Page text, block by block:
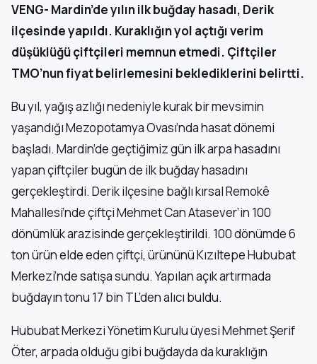
VENG- Mardin’de yılın ilk buğday hasadı, Derik
ilçesinde yapıldı. Kuraklığın yol açtığı verim
düşüklüğü çiftçileri memnun etmedi. Çiftçiler
TMO’nun fiyat belirlemesini beklediklerini belirtti.
Bu yıl, yağış azlığı nedeniyle kurak bir mevsimin
yaşandığı Mezopotamya Ovası’nda hasat dönemi
başladı. Mardin’de geçtiğimiz gün ilk arpa hasadını
yapan çiftçiler bugün de ilk buğday hasadını
gerçekleştirdi. Derik ilçesine bağlı kırsal Remokê
Mahallesi’nde çiftçi Mehmet Can Atasever’in 100
dönümlük arazisinde gerçekleştirildi. 100 dönümde 6
ton ürün elde eden çiftçi, ürününü Kızıltepe Hububat
Merkezi’nde satışa sundu. Yapılan açık artırmada
buğdayın tonu 17 bin TL’den alıcı buldu.
Hububat Merkezi Yönetim Kurulu üyesi Mehmet Şerif
Öter, arpada olduğu gibi buğdayda da kuraklığın